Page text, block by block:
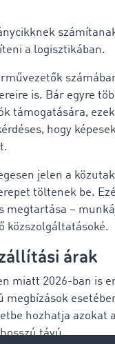
a logisztikában.
is. Bár egyre
támogatására, ezek
hogy
jelen a
töltenek be.
megtartása –
közszolgáltatásoké.
árak
miatt 2026-ban is
megbízások
hozhatja azokat a
távú